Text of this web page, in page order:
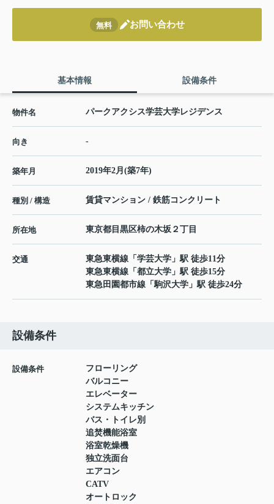
無料 お問い合わせ
基本情報 設備条件
物件名 パークアクシス学芸大学レジデンス
向き -
築年月 2019年2月(築7年)
種別 / 構造 賃貸マンション / 鉄筋コンクリート
所在地 東京都 目黒区柿の木坂 ２丁目
交通 東急東横線 「 学芸大学 」駅 徒歩11分
東急東横線 「 都立大学 」駅 徒歩15分
東急田園都市線 「駒沢大学 」駅 徒歩24分
設備条件
設備条件
フローリング
バルコニー
エレベーター
システムキッチン
バス・トイレ別
追焚機能浴室
浴室乾燥機
独立洗面台
エアコン
CATV
オートロック